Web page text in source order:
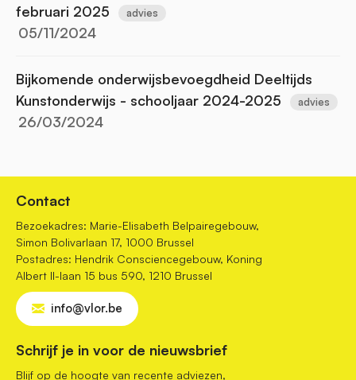
februari 2025
advies
05/11/2024
Bijkomende onderwijsbevoegdheid Deeltijds
Kunstonderwijs - schooljaar 2024-2025
advies
26/03/2024
Contact
Bezoekadres: Marie-Elisabeth Belpairegebouw,
Simon Bolivarlaan 17, 1000 Brussel
Postadres: Hendrik Consciencegebouw, Koning
Albert II-laan 15 bus 590, 1210 Brussel
info@vlor.be
Schrijf je in voor de nieuwsbrief
Blijf op de hoogte van recente adviezen,